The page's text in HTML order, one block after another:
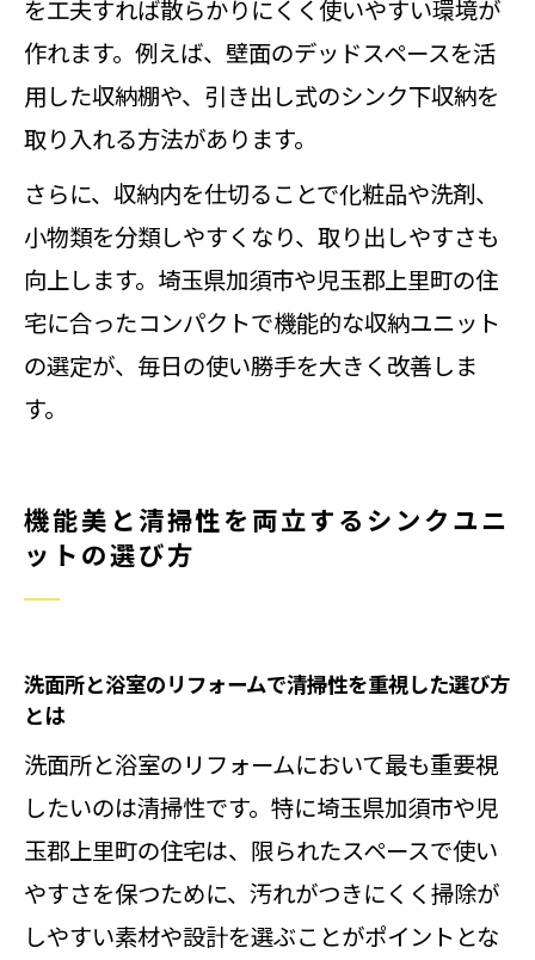
を工夫すれば散らかりにくく使いやすい環境が
作れます。例えば、壁面のデッドスペースを活
用した収納棚や、引き出し式のシンク下収納を
取り入れる方法があります。
さらに、収納内を仕切ることで化粧品や洗剤、
小物類を分類しやすくなり、取り出しやすさも
向上します。埼玉県加須市や児玉郡上里町の住
宅に合ったコンパクトで機能的な収納ユニット
の選定が、毎日の使い勝手を大きく改善しま
す。
機能美と清掃性を両立するシンクユニ
ットの選び方
洗面所と浴室のリフォームで清掃性を重視した選び方
とは
洗面所と浴室のリフォームにおいて最も重要視
したいのは清掃性です。特に埼玉県加須市や児
玉郡上里町の住宅は、限られたスペースで使い
やすさを保つために、汚れがつきにくく掃除が
しやすい素材や設計を選ぶことがポイントとな